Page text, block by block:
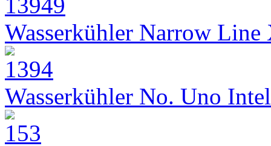
Wasserkühler Narrow
Wasserkühler No. Uno Intel